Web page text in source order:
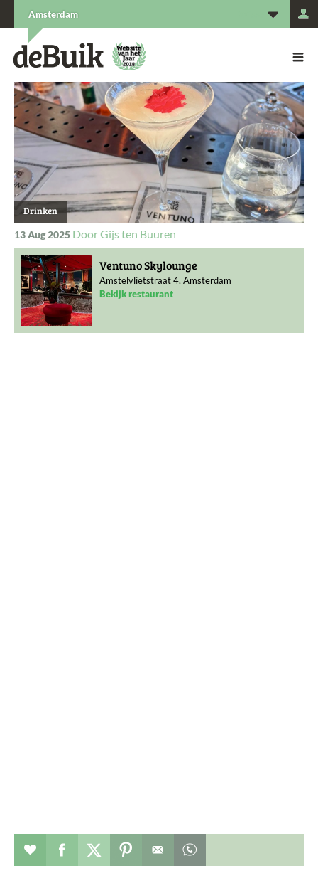
Drinken
13 Aug 2025 Gijs ten Buuren
Ventuno Skylounge
Amstelvlietstraat 4, Amsterdam
Bekijk restaurant
Verhaal toevoegen aan favorieten
Deel dit op facebook
Deel dit op twitter
Deel dit op pinterest
Amsterdam
De Buik van {city: city}
De Buik